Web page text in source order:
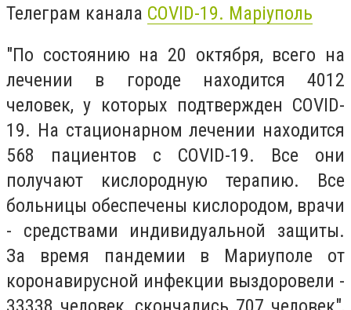
Телеграм канала COVID-19. Маріуполь
"По состоянию на 20 октября, всего на
лечении в городе находится 4012
человек, у которых подтвержден COVID-
19. На стационарном лечении находится
568 пациентов с COVID-19. Все они
получают кислородную терапию. Все
больницы обеспечены кислородом, врачи
- средствами индивидуальной защиты.
За время пандемии в Мариуполе от
коронавирусной инфекции выздоровели -